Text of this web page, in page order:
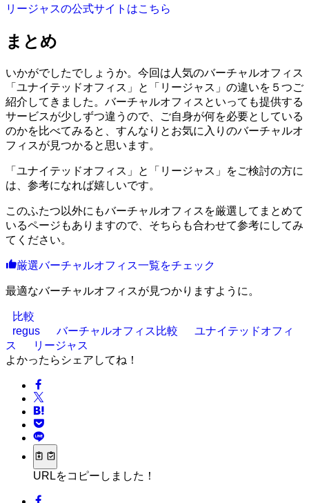
リージャスの公式サイトはこちら
まとめ
いかがでしたでしょうか。今回は人気のバーチャルオフィス
「ユナイテッドオフィス」と「リージャス」の違いを５つご
紹介してきました。バーチャルオフィスといっても提供する
サービスが少しずつ違うので、ご自身が何を必要としている
のかを比べてみると、すんなりとお気に入りのバーチャルオ
フィスが見つかると思います。
「ユナイテッドオフィス」と「リージャス」をご検討の方に
は、参考になれば嬉しいです。
このふたつ以外にもバーチャルオフィスを厳選してまとめて
いるページもありますので、そちらも合わせて参考にしてみ
てください。
厳選バーチャルオフィス一覧をチェック
最適なバーチャルオフィスが見つかりますように。
比較
regus
バーチャルオフィス比較
ユナイテッドオフィ
ス
リージャス
よかったらシェアしてね！
URLをコピーしました！